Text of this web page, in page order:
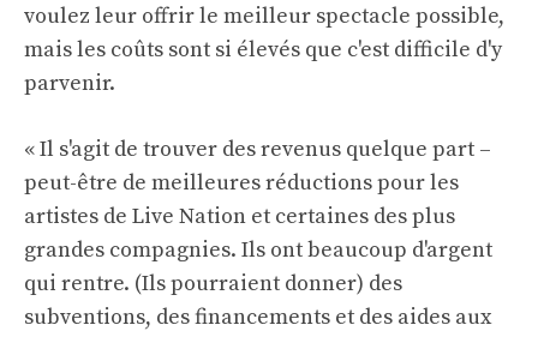
voulez leur offrir le meilleur spectacle possible,
mais les coûts sont si élevés que c'est difficile d'y
parvenir.
« Il s'agit de trouver des revenus quelque part –
peut-être de meilleures réductions pour les
artistes de Live Nation et certaines des plus
grandes compagnies. Ils ont beaucoup d'argent
qui rentre. (Ils pourraient donner) des
subventions, des financements et des aides aux